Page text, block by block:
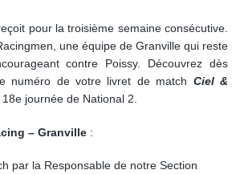
pour la troisième semaine consécutive.
une équipe de Granville qui reste
contre Poissy. Découvrez dès
numéro de votre livret de match Ciel &
journée de National 2.
– Granville :
par la Responsable de notre Section